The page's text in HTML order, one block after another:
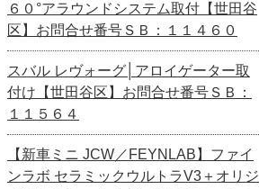
６０°アラウンドシステム取付【世田谷
区】お問合せ番号ＳＢ：１１４６０
スバル レヴォーグ│アロイゲーター取
付け【世田谷区】お問合せ番号ＳＢ：
１１５６４
【新車ミニ JCW／FEYNLAB】ファイ
ンラボ セラミックウルトラV3＋オリジ